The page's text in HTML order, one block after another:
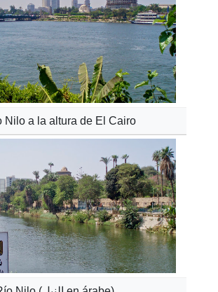
Nilo a la altura de El Cairo